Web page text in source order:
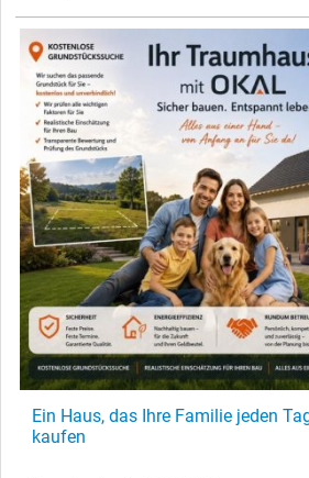
Ein Haus, das Ihre Familie jeden
kaufen